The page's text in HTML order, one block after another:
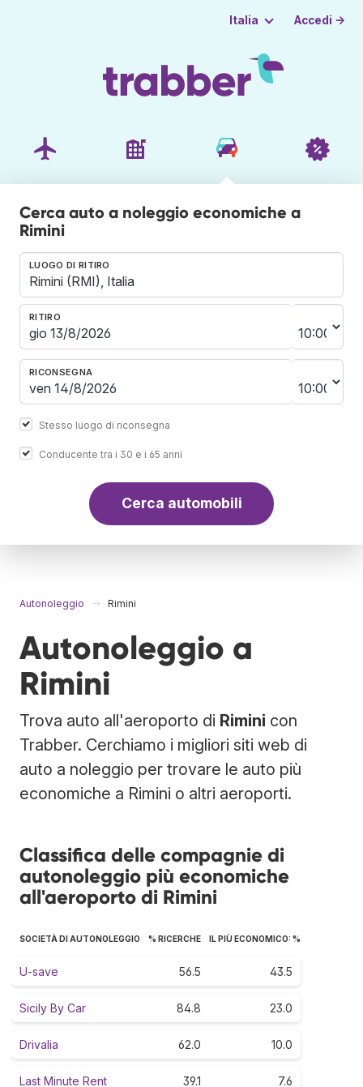
Italia Accedi →
Cerca auto a noleggio economiche a
Rimini
LUOGO DI RITIRO
RITIRO
RICONSEGNA
Stesso luogo di riconsegna
Conducente tra i 30 e i 65 anni
Cerca automobili
Autonoleggio Rimini
Autonoleggio a
Rimini
Trova auto all'aeroporto di Rimini con
Trabber. Cerchiamo i migliori siti web di
auto a noleggio per trovare le auto più
economiche a Rimini o altri aeroporti.
Classifica delle compagnie di
autonoleggio più economiche
all'aeroporto di Rimini
SOCIETÀ DI AUTONOLEGGIO % RICERCHE IL PIÙ ECONOMICO: %
U-save 56.5 43.5
Sicily By Car 84.8 23.0
Drivalia 62.0 10.0
Last Minute Rent 39.1 7.6